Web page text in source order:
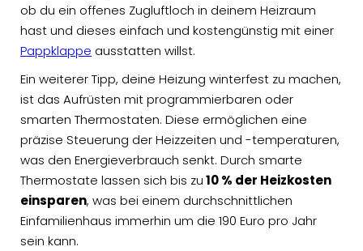
ob du ein offenes Zugluftloch in deinem Heizraum
hast und dieses einfach und kostengünstig mit einer
Pappklappe ausstatten willst.
Ein weiterer Tipp, deine Heizung winterfest zu machen,
ist das Aufrüsten mit programmierbaren oder
smarten Thermostaten. Diese ermöglichen eine
präzise Steuerung der Heizzeiten und -temperaturen,
was den Energieverbrauch senkt. Durch smarte
Thermostate lassen sich bis zu10 % der Heizkosten
einsparen, was bei einem durchschnittlichen
Einfamilienhaus immerhin um die 190 Euro pro Jahr
sein kann.